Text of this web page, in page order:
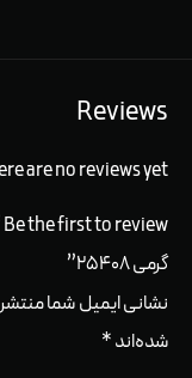
Reviews
are no reviews yet.
گرمی ۲۵۴۰۸”
نشانی ایمیل شما
شده‌اند*